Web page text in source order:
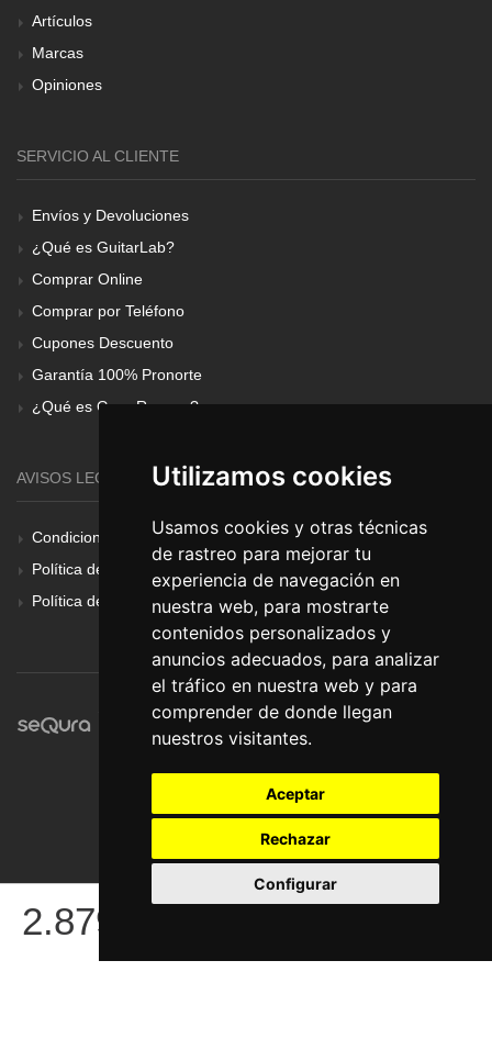
Utilizamos cookies
Usamos cookies y otras técnicas
de rastreo para mejorar tu
experiencia de navegación en
nuestra web, para mostrarte
contenidos personalizados y
anuncios adecuados, para analizar
el tráfico en nuestra web y para
comprender de donde llegan
nuestros visitantes.
Aceptar
Rechazar
Configurar
2.879
Artículos
Marcas
Opiniones
SERVICIO AL CLIENTE
Envíos y Devoluciones
¿Qué es GuitarLab?
Comprar Online
Comprar por Teléfono
Cupones Descuento
Garantía 100% Pronorte
¿Qué es Gear Renove?
AVISOS LEGALES
Condiciones Generales
Política de Cookies
Política de Privacidad
© Pronorte Sonido SL. Todos los derechos reservados.